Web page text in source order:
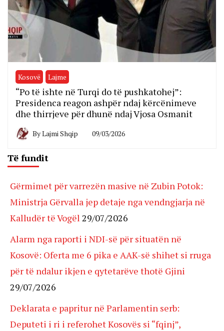
Kosovë Lajme
“Po të ishte në Turqi do të pushkatohej”:
Presidenca reagon ashpër ndaj kërcënimeve
dhe thirrjeve për dhunë ndaj Vjosa Osmanit
ByLajmi Shqip 09/03/2026
Të fundit
Gërmimet për varrezën masive në Zubin Potok:
Ministrja Gërvalla jep detaje nga vendngjarja në
Kalludër të Vogël 29/07/2026
Alarm nga raporti i NDI-së për situatën në
Kosovë: Oferta me 6 pika e AAK-së shihet si rruga
për të ndalur ikjen e qytetarëve thotë Gjini
29/07/2026
Deklarata e papritur në Parlamentin serb:
Deputeti i ri i referohet Kosovës si “fqinj”,